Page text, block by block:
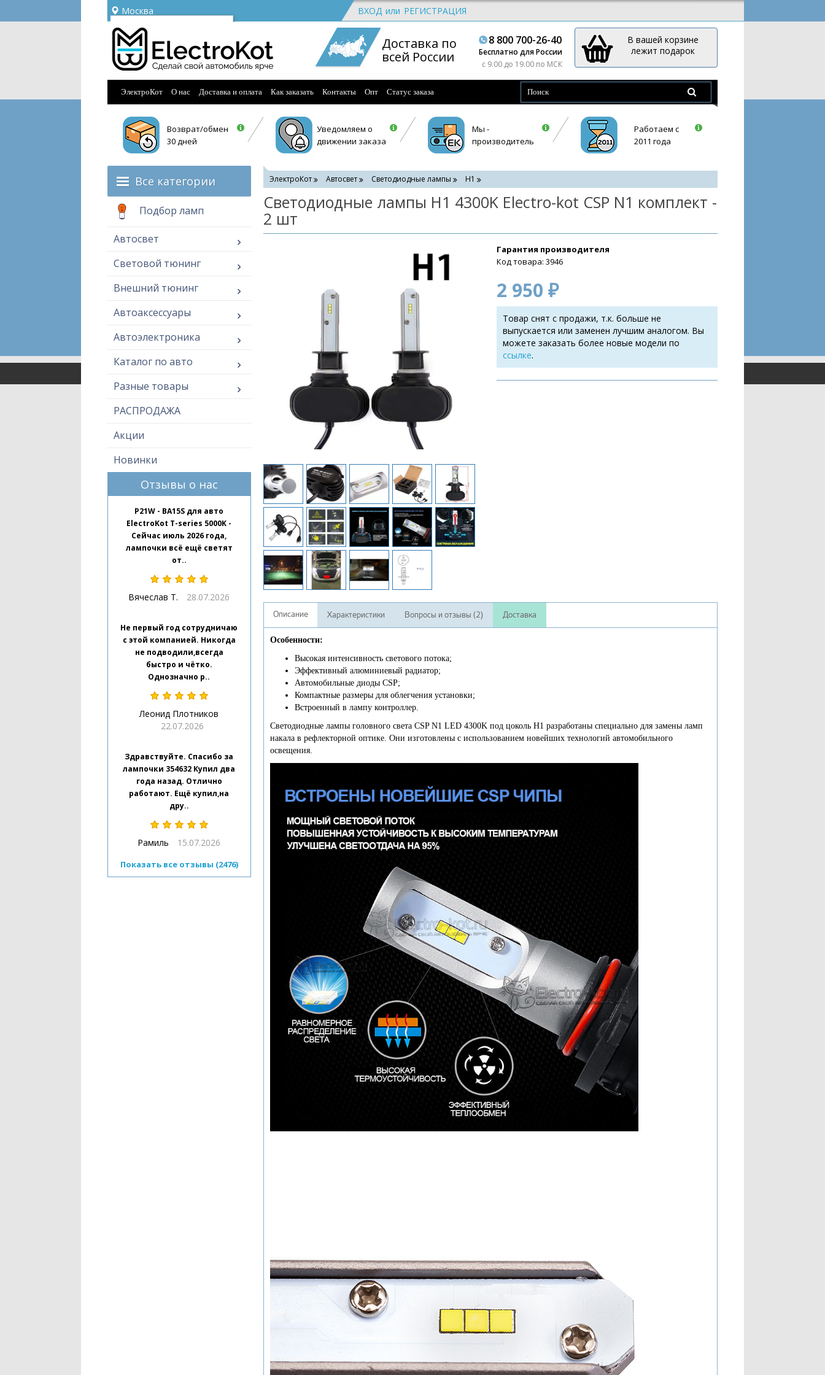
Москва
Ваш город —
Угадали?
ВХОД или РЕГИСТРАЦИЯ
Доставка по
всей России
8 800 700-26-40
Бесплатно для России
c 9.00 до 19.00 по МСК
В вашей корзине
лежит подарок
ЭлектроКот О нас Доставка и оплата Как заказать Контакты Опт Статус заказа
Возврат/обмен
30 дней
Уведомляем о
движении заказа
Мы -
производитель
Работаем с
2011 года
Все категории
Подбор ламп
Автосвет
Световой тюнинг
Внешний тюнинг
Автоаксессуары
Автоэлектроника
Каталог по авто
Разные товары
РАСПРОДАЖА
Акции
Новинки
Отзывы о нас
P21W - BA15S для авто
ElectroKot T-series 5000K -
Сейчас июль 2026 года,
лампочки всё ещё светят
от..
Вячеслав Т. 28.07.2026
Не первый год сотрудничаю
с этой компанией. Никогда
не подводили,всегда
быстро и чётко.
Однозначно р..
Леонид Плотников
22.07.2026
Здравствуйте. Спасибо за
лампочки 354632 Купил два
года назад. Отлично
работают. Ещё купил,на
дру..
Рамиль 15.07.2026
Показать все отзывы (2476)
ЭлектроКот Автосвет Светодиодные лампы H1
Светодиодные лампы H1 4300K Electro-kot CSP N1 комплект -
2 шт
Гарантия производителя
Код товара: 3946
2 950 ₽
Товар снят с продажи, т.к. больше не
выпускается или заменен лучшим аналогом. Вы
можете заказать более новые модели по
ссылке.
Описание Характеристики Вопросы и отзывы (2) Доставка
Особенности:
Высокая интенсивность светового потока;
Эффективный алюминиевый радиатор;
Автомобильные диоды CSP;
Компактные размеры для облегчения установки;
Встроенный в лампу контроллер.
Светодиодные лампы головного света CSP N1 LED 4300K под цоколь H1 разработаны специально для замены ламп
накала в рефлекторной оптике. Они изготовлены с использованием новейших технологий автомобильного
освещения.